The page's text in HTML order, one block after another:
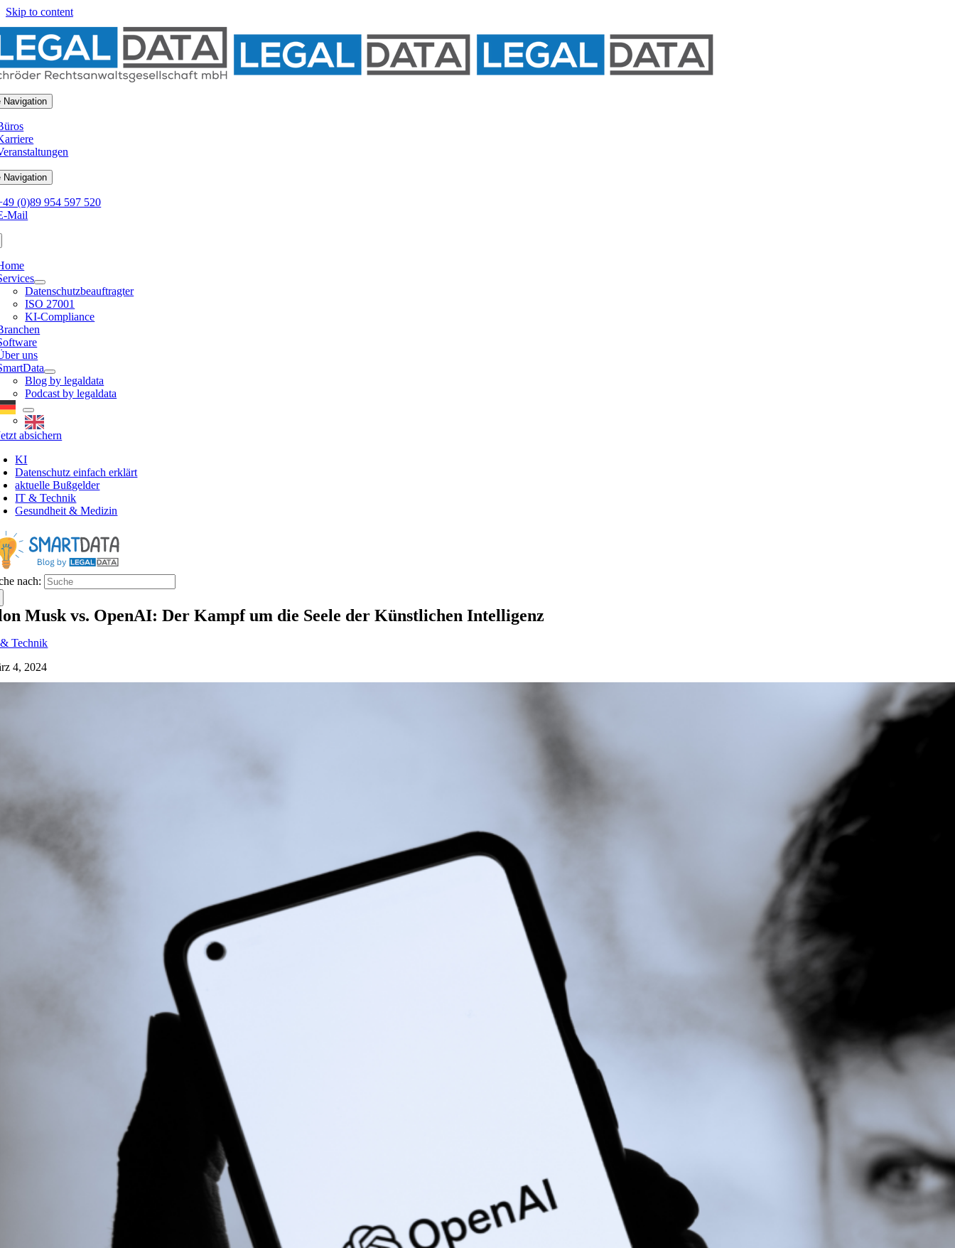
Skip to content
Navigation
Navigation
(0)89 954 597 520
Mail
Datenschutzbeauftragter
ISO 27001
KI-Compliance
uns
Blog by legaldata
Podcast by legaldata
absichern
KI
Datenschutz einfach erklärt
aktuelle Bußgelder
IT & Technik
Gesundheit & Medizin
nach:
Musk vs. OpenAI: Der Kampf um die Seele der Künstlichen Intelligenz
Technik
4, 2024